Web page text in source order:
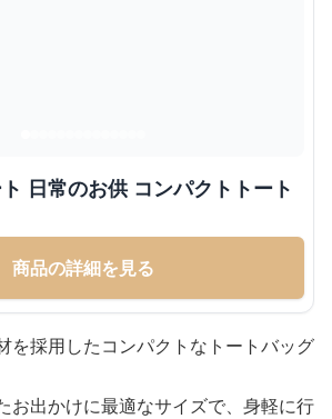
日常のお供 コンパクトトート
商品の詳細を見る
を採用したコンパクトなトートバッグ
お出かけに最適なサイズで、身軽に行